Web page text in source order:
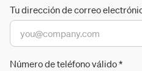
Tu dirección de correo
Número de teléfono válido*